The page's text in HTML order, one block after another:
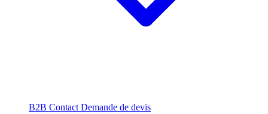
B2B Contact Demande de devis